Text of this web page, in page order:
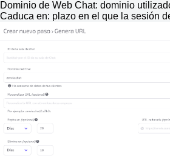
Dominio de Web Chat: dominio
Caduca en: plazo en el que la sesión